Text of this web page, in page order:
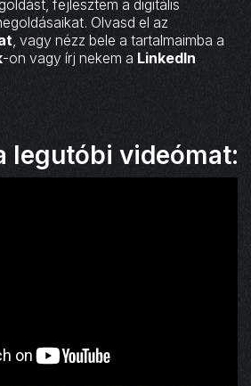
fejlesztem a digitális
Olvasd el az
, vagy nézz bele a tartalmaimba a
-on vagy írj nekem a LinkedIn
legutóbi videómat: